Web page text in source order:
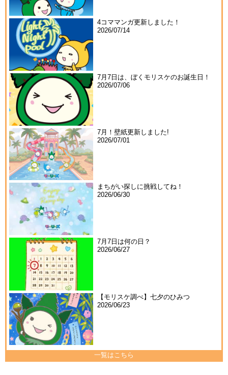
4コママンガ更新しました！
2026/07/14
7月7日は、ぼくモリスケのお誕生日！
2026/07/06
7月！壁紙更新しました!
2026/07/01
まちがい探しに挑戦してね！
2026/06/30
7月7日は何の日？
2026/06/27
【モリスケ調べ】七夕のひみつ
2026/06/23
一覧はこちら